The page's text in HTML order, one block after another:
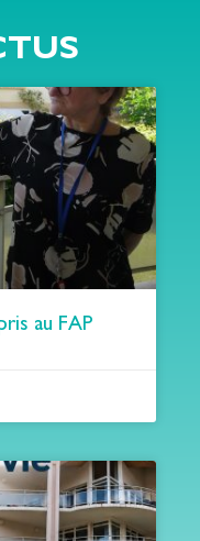
au FAP